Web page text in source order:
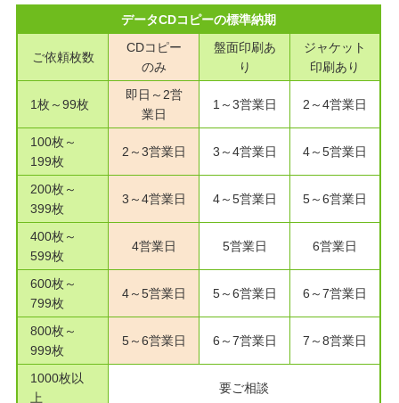
データCDコピーの標準納期
ご依頼枚数
CDコピー
のみ
盤面印刷あ
り
ジャケット
印刷あり
1枚～99枚
即日～2営
業日
1～3営業日 2～4営業日
100枚～
199枚
2～3営業日 3～4営業日 4～5営業日
200枚～
399枚
3～4営業日 4～5営業日 5～6営業日
400枚～
599枚
4営業日 5営業日 6営業日
600枚～
799枚
4～5営業日 5～6営業日 6～7営業日
800枚～
999枚
5～6営業日 6～7営業日 7～8営業日
1000枚以
上
要ご相談